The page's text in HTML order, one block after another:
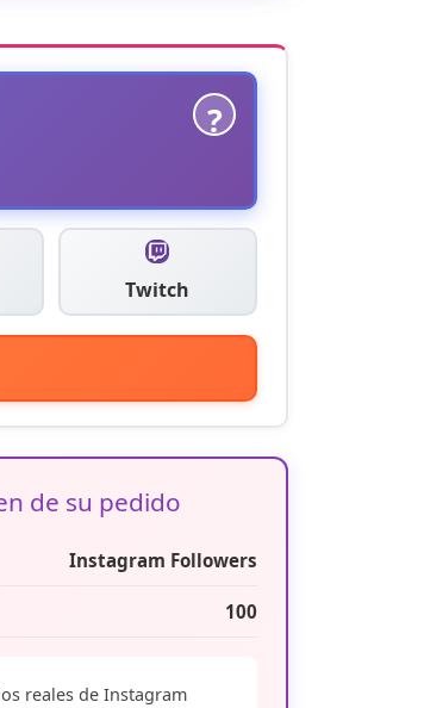
?
Twitch
de su pedido
Instagram Followers
100
reales de Instagram